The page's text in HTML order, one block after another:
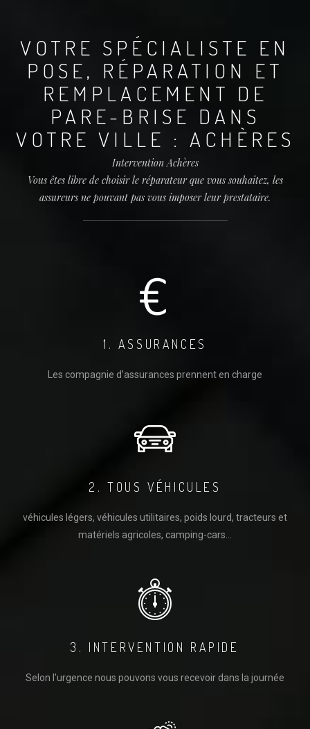
VOTRE SPÉCIALISTE EN
POSE, RÉPARATION ET
REMPLACEMENT DE
PARE-BRISE DANS
VOTRE VILLE : ACHÈRES
Intervention Achères
Vous êtes libre de choisir le réparateur que vous souhaitez, les
assureurs ne pouvant pas vous imposer leur prestataire.
1. ASSURANCES
Les compagnie d'assurances prennent en charge
2. TOUS VÉHICULES
véhicules légers, véhicules utilitaires, poids lourd, tracteurs et
matériels agricoles, camping-cars...
3. INTERVENTION RAPIDE
Selon l'urgence nous pouvons vous recevoir dans la journée